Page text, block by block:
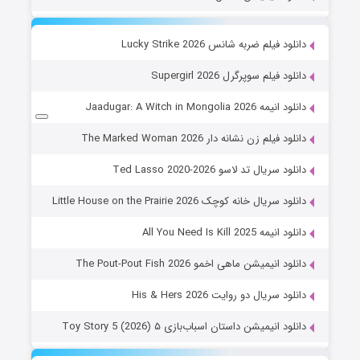
دانلود فیلم ضربه شانس Lucky Strike 2026
دانلود فیلم سوپرگرل Supergirl 2026
دانلود انیمه Jaadugar: A Witch in Mongolia 2026
دانلود فیلم زن نشانه دار The Marked Woman 2026
دانلود سریال تد لاسو Ted Lasso 2020-2026
دانلود سریال خانه کوچک Little House on the Prairie 2026
دانلود انیمه All You Need Is Kill 2025
دانلود انیمیشن ماهی اخمو The Pout-Pout Fish 2026
دانلود سریال دو روایت His & Hers 2026
دانلود انیمیشن داستان اسباب‌بازی ۵ Toy Story 5 (2026)